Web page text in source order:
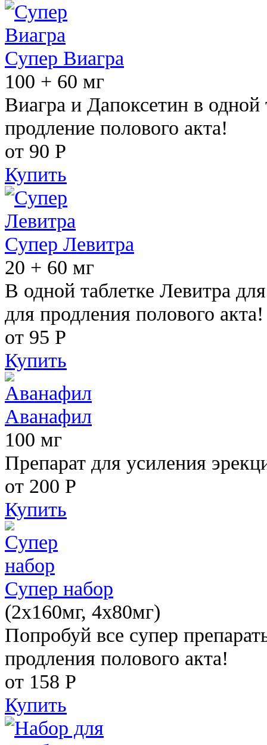
Супер Виагра
100 + 60 мг
Виагра и Дапоксетин в одной
продление полового акта!
от 90 Р
Купить
Супер Левитра
20 + 60 мг
В одной таблетке Левитра
для продления полового акта!
от 95 Р
Купить
Аванафил
100 мг
Препарат для усиления
от 200 Р
Купить
Супер набор
(2х160мг, 4х80мг)
Попробуй все супер
продления полового акта!
от 158 Р
Купить